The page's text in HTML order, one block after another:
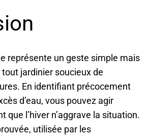
représente un geste simple mais
jardinier soucieux de
En identifiant précocement
d’eau, vous pouvez agir
que l’hiver n’aggrave la situation.
utilisée par les